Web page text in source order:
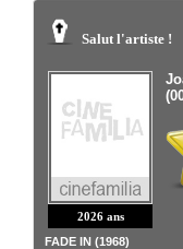
Salut l'artiste !
2026 ans
FADE IN (1968)